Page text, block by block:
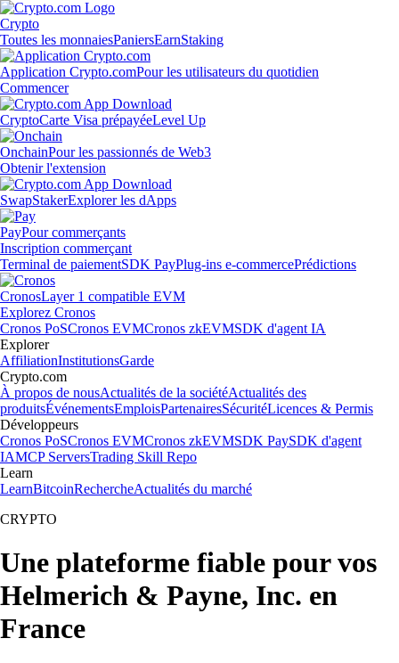
Crypto
Toutes les monnaiesPaniersEarnStaking
Application Crypto.comPour les utilisateurs du quotidien
Commencer
CryptoCarte Visa prépayéeLevel Up
OnchainPour les passionnés de Web3
Obtenir l'extension
SwapStakerExplorer les dApps
PayPour commerçants
Inscription commerçant
Terminal de paiementSDK PayPlug-ins e-commercePrédictions
CronosLayer 1 compatible EVM
Explorez Cronos
Cronos PoSCronos EVMCronos zkEVMSDK d'agent IA
Explorer
AffiliationInstitutionsGarde
Crypto.com
À propos de nousActualités de la sociétéActualités des
produitsÉvénementsEmploisPartenairesSécuritéLicences & Permis
Développeurs
Cronos PoSCronos EVMCronos zkEVMSDK PaySDK d'agent
IAMCP ServersTrading Skill Repo
Learn
LearnBitcoinRechercheActualités du marché
CRYPTO
Une plateforme fiable pour vos
Helmerich & Payne, Inc. en
France